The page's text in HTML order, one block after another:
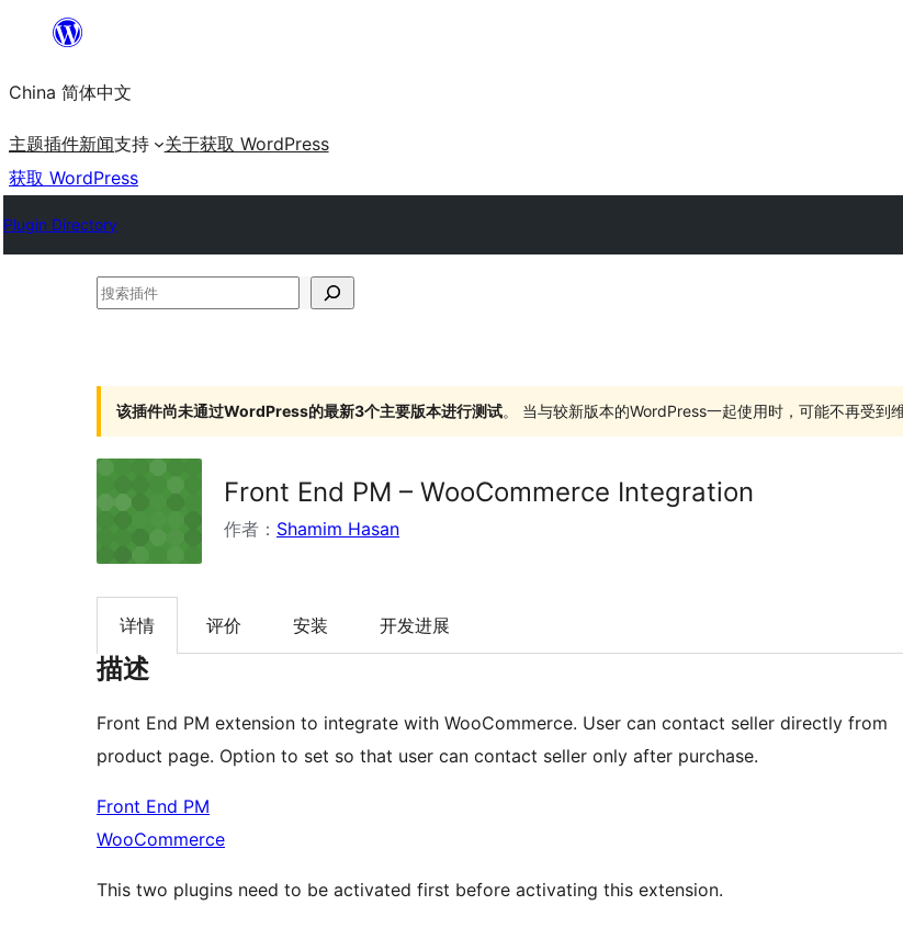
内
容
China 简体中文
主题插件新闻支持 关于获取 WordPress
获取 WordPress
Plugin Directory
搜
件
该插件尚未通过WordPress的最新3个主要版本进行测试。 当与较新版本的WordPress一起使用时，可能不再受到
Front End PM – WooCommerce Integration
作者： Shamim Hasan
详情 评价 安装 开发进展
描述
Front End PM extension to integrate with WooCommerce. User can contact seller directly from
product page. Option to set so that user can contact seller only after purchase.
Front End PM
WooCommerce
This two plugins need to be activated first before activating this extension.